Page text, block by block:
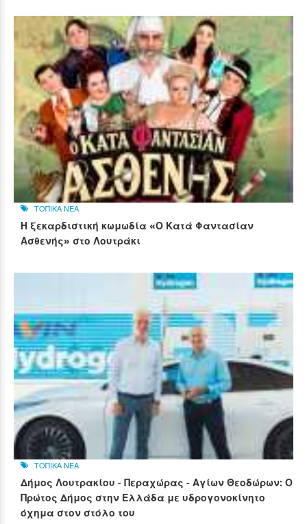
ΤΟΠΙΚΑ ΝΕΑ
Η ξεκαρδιστική κωμωδία «Ο Κατά Φαντασίαν
Ασθενής» στο Λουτράκι
ΤΟΠΙΚΑ ΝΕΑ
Δήμος Λουτρακίου - Περαχώρας - Αγίων Θεοδώρων: Ο
Πρώτος Δήμος στην Ελλάδα με υδρογονοκίνητο
όχημα στον στόλο του